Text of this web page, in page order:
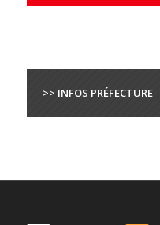
>> INFOS PRÉFECTURE